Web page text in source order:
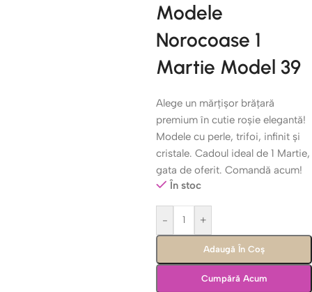
Modele
Norocoase 1
Martie Model 39
Alege un mărțișor brățară
premium în cutie roșie elegantă!
Modele cu perle, trifoi, infinit și
cristale. Cadoul ideal de 1 Martie,
gata de oferit. Comandă acum!
În stoc
- +
Adaugă În Coș
Cumpără Acum